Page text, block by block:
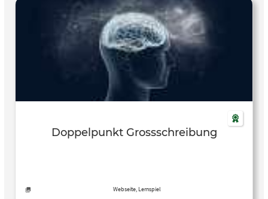
Doppelpunkt Grossschreibung
Webseite, Lernspiel